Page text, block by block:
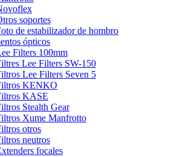
soportes
de estabilizador de hombro
ópticos
Filters 100mm
Lee Filters SW-150
Lee Filters Seven 5
KENKO
KASE
Stealth Gear
Xume Manfrotto
otros
neutros
focales